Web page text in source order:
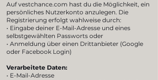
Auf vestchance.com hast du die Möglichkeit, ein
persönliches Nutzerkonto anzulegen. Die
Registrierung erfolgt wahlweise durch:
• Eingabe deiner E-Mail-Adresse und eines
selbstgewählten Passworts oder
• Anmeldung über einen Drittanbieter (Google
oder Facebook Login)
Verarbeitete Daten:
• E-Mail-Adresse